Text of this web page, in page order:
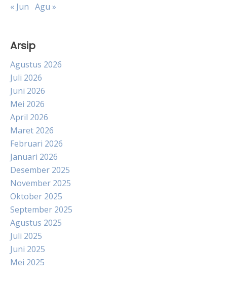
« Jun Agu »
Arsip
Agustus 2026
Juli 2026
Juni 2026
Mei 2026
April 2026
Maret 2026
Februari 2026
Januari 2026
Desember 2025
November 2025
Oktober 2025
September 2025
Agustus 2025
Juli 2025
Juni 2025
Mei 2025